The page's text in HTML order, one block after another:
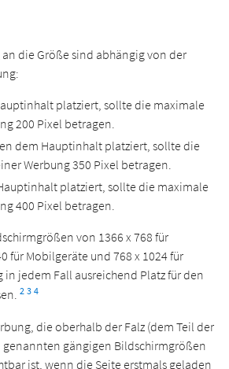
die Größe sind abhängig von der
platziert, sollte die maximale
200 Pixel betragen.
dem Hauptinhalt platziert, sollte die
Werbung 350 Pixel betragen.
platziert, sollte die maximale
400 Pixel betragen.
von 1366 x 768 für
für Mobilgeräte und 768 x 1024 für
in jedem Fall ausreichend Platz für den
2 3 4
die oberhalb der Falz (dem Teil der
genannten gängigen Bildschirmgrößen
ist, wenn die Seite erstmals geladen